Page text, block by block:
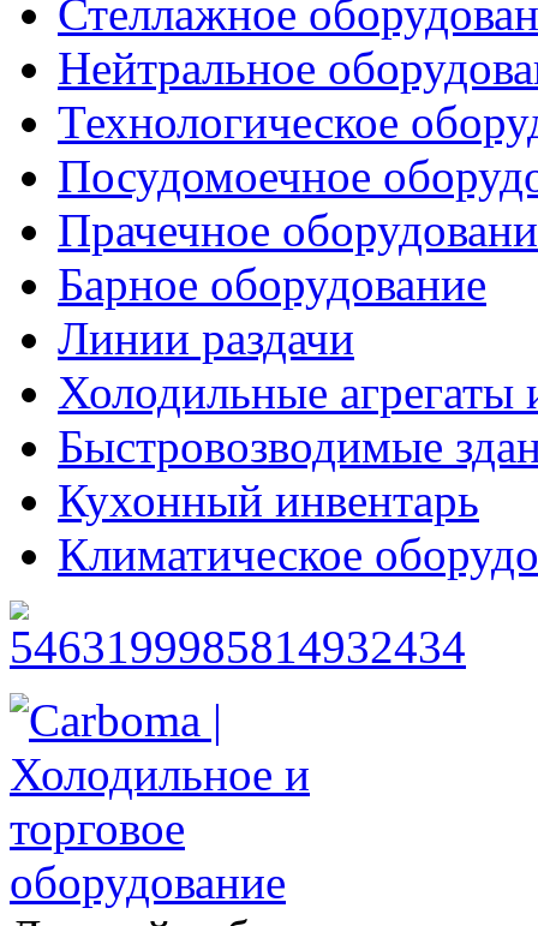
Стеллажное
Нейтральное
Технологическое
Посудомоечное
Прачечное
Барное оборудование
Линии раздачи
Холодильные агрегаты
Быстровозводимые
Кухонный инвентарь
Климатическое